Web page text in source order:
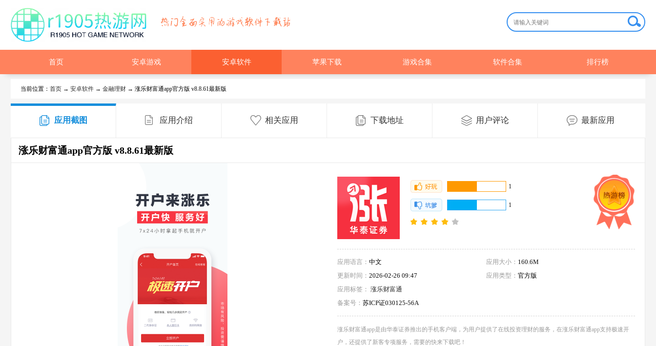
首页 安卓游戏 安卓软件 苹果下载 游戏合集 软件合集 排行榜
当前位置： 首页 → 安卓软件 → 金融理财 → 涨乐财富通app官方版 v8.8.61最新版
应用截图 应用介绍 相关应用 下载地址 用户评论 最新应用
涨乐财富通app官方版 v8.8.61最新版
1
1
应用语言： 中文 应用大小： 160.6M
更新时间： 2026-02-26 09:47 应用类型： 官方版
应用标签： 涨乐财富通
备案号： 苏ICP证030125-56A
涨乐财富通app是由华泰证券推出的手机客户端，为用户提供了在线投资理财的服务，在涨乐财富通app支持极速开
户，还提供了新客专项服务，需要的快来下载吧！